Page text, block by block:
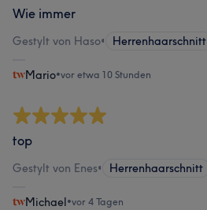
Wie immer
Gestylt von Haso• Herrenhaarschnitt
Mario•vor etwa 10 Stunden
top
Gestylt von Enes• Herrenhaarschnitt
Michael•vor 4 Tagen